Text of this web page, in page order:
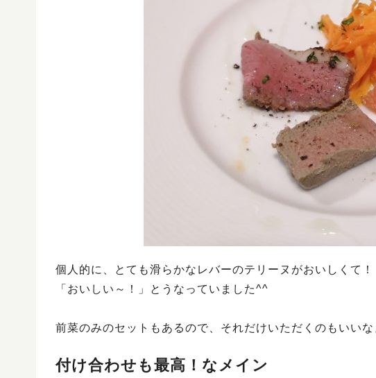
個人的に、とても滑らかなレバーのテリーヌがおいしくて
「おいしい～！」とうなっていました^^
前菜のみのセットもあるので、それだけいただくのもいいな
付け合わせも最高！なメイン